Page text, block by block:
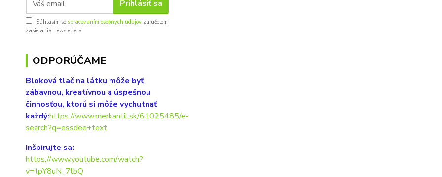
Prihlásiť sa
Súhlasím so spracovaním osobných údajov za účelom
zasielania newslettera.
ODPORÚČAME
Bloková tlač na látku môže byť
zábavnou, kreatívnou a úspešnou
činnosťou, ktorú si môže vychutnať
každý:https://www.merkantil.sk/61025485/e-
search?q=essdee+text
Inšpirujte sa:
https://www.youtube.com/watch?
v=tpY8uN_7lbQ